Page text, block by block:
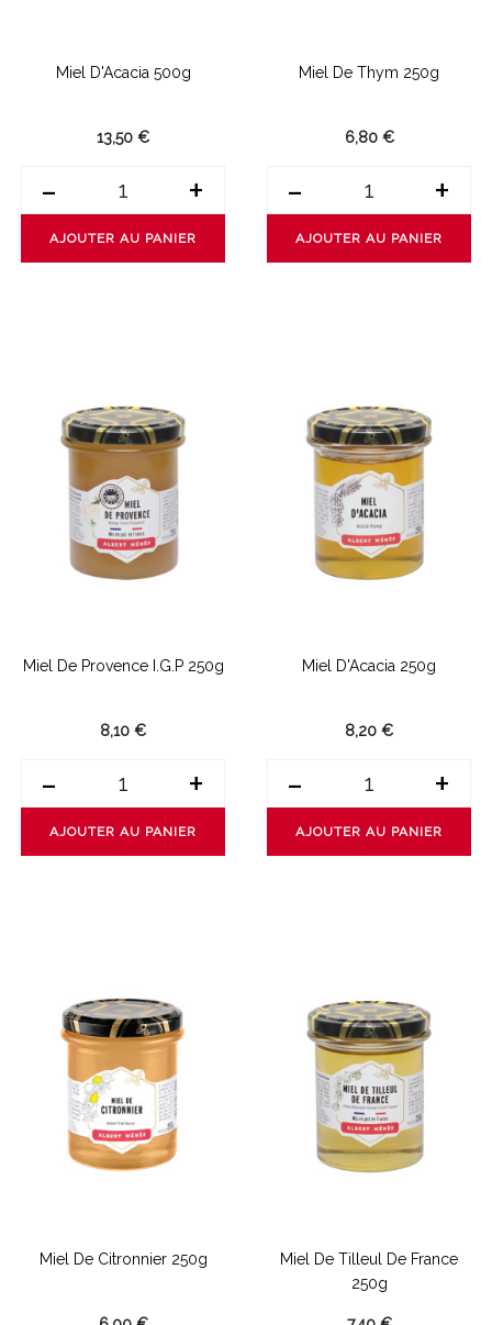
Miel D'Acacia 500g
13,50 €
- +
AJOUTER AU PANIER
Miel De Thym 250g
6,80 €
- +
AJOUTER AU PANIER
Miel De Provence I.G.P 250g
8,10 €
- +
AJOUTER AU PANIER
Miel D'Acacia 250g
8,20 €
- +
AJOUTER AU PANIER
Miel De Citronnier 250g
Miel De Tilleul De France
250g